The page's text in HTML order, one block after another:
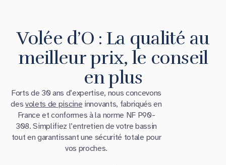
Volée d’O : La qualité au
meilleur prix, le conseil
en plus
Forts de 30 ans d’expertise, nous concevons
des volets de piscine innovants, fabriqués en
France et conformes à la norme NF P90-
308. Simplifiez l’entretien de votre bassin
tout en garantissant une sécurité totale pour
vos proches.